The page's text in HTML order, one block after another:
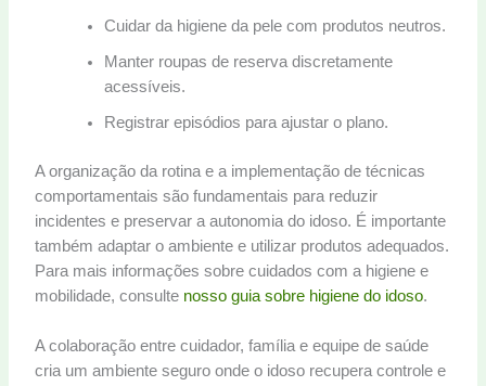
Cuidar da higiene da pele com produtos neutros.
Manter roupas de reserva discretamente
acessíveis.
Registrar episódios para ajustar o plano.
A organização da rotina e a implementação de técnicas
comportamentais são fundamentais para reduzir
incidentes e preservar a autonomia do idoso. É importante
também adaptar o ambiente e utilizar produtos adequados.
Para mais informações sobre cuidados com a higiene e
mobilidade, consulte nosso guia sobre higiene do idoso.
A colaboração entre cuidador, família e equipe de saúde
cria um ambiente seguro onde o idoso recupera controle e